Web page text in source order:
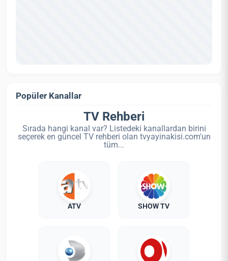
Popüler Kanallar
TV Rehberi
Sırada hangi kanal var? Listedeki kanallardan birini
seçerek en güncel TV rehberi olan tvyayinakisi.com'un
tüm...
ATV SHOW TV